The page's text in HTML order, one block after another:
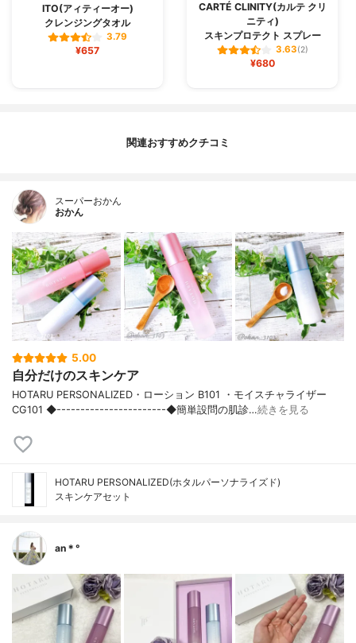
ITO(アィティーオー)
クレンジングタオル
3.79
¥657
CARTÉ CLINITY(カルテ クリ
ニティ)
スキンプロテクト スプレー
3.63(2)
¥680
関連おすすめクチコミ
スーパーおかん
おかん
5.00
自分だけのスキンケア
HOTARU PERSONALIZED・ローション B101 ・モイスチャライザー
CG101 ◆-----------------------◆簡単設問の肌診…続きを見る
HOTARU PERSONALIZED(ホタルパーソナライズド)
スキンケアセット
an＊°